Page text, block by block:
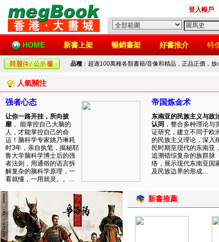
登入帳戶
HOME 新書上架 暢銷書架 好書推介 特
品種 ：超過100萬種各類書籍/音像和精品，正品正價，
人氣關注
强者心态
让你一路开挂，所向披
靡 ， 能掌控自己大脑的
人，才能掌控自己的命
运！脑科学专家姚乃琳耗
时3年，亲自执笔，揭秘耶
鲁大学脑科学博士后的强
者法则，用通俗的语言拆
解复杂的脑科学原理，一
看就懂，一用就灵。。...
帝国炼金术
东南亚的民族主义与政
认同 ，整合多种理论与
证研究，建立不同于欧
的民族主义理论，深入
民时期至现代的东南亚
追溯错综复杂的族群脉
络，展示现代东南亚国
及民族边界的形成...
新書推薦